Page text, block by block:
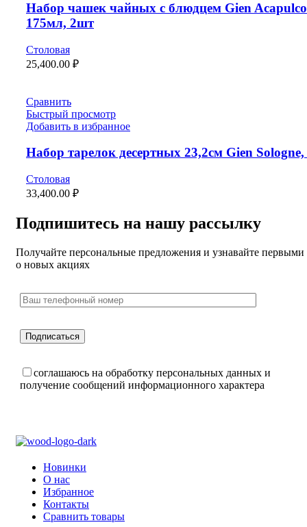
Набор чашек чайных с блюдцем Gien Acapulco
175мл, 2шт
Столовая
25,400.00 ₽
Сравнить
Быстрый просмотр
Добавить в избранное
Набор тарелок десертных 23,2см Gien
Столовая
33,400.00 ₽
Подпишитесь на нашу рассылку
Получайте персональные предложения и узнавайте первыми
о новых акциях
соглашаюсь на обработку персональных данных и
получение сообщений информационного характера
Новинки
О нас
Избранное
Контакты
Сравнить товары